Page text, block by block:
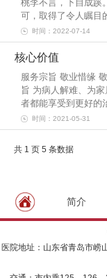
桃李不言，下自成蹊
可，取得了令人瞩目
时间：2022-07-14
核心价值
服务宗旨 敬业惜缘
旨 为病人解难、为
者都能享受到更好的
时间：2021-05-31
共 1 页 5 条数据
简介
医院地址：山东省青岛市崂